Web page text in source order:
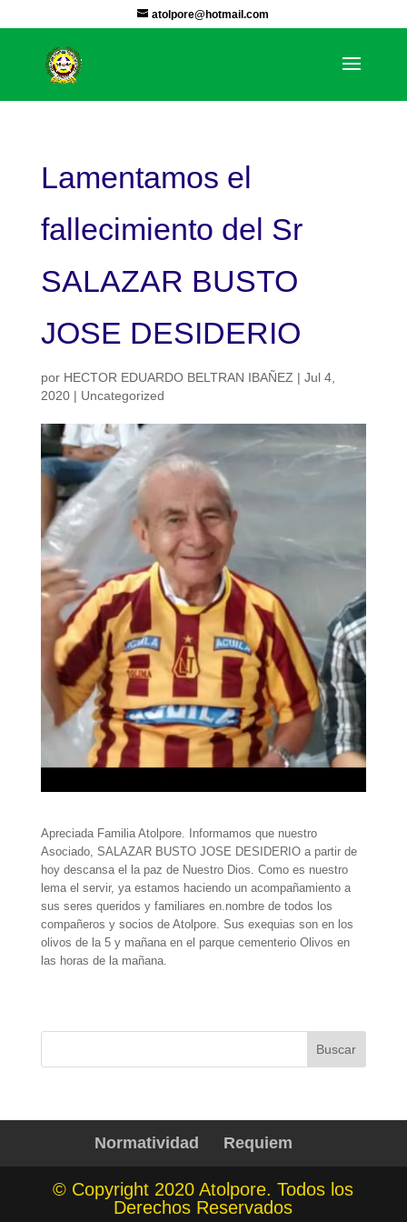
atolpore@hotmail.com
Lamentamos el
fallecimiento del Sr
SALAZAR BUSTO
JOSE DESIDERIO
por HECTOR EDUARDO BELTRAN IBAÑEZ | Jul 4,
2020| Uncategorized
Apreciada Familia Atolpore. Informamos que nuestro
Asociado, SALAZAR BUSTO JOSE DESIDERIO a partir de
hoy descansa el la paz de Nuestro Dios. Como es nuestro
lema el servir, ya estamos haciendo un acompañamiento a
sus seres queridos y familiares en.nombre de todos los
compañeros y socios de Atolpore. Sus exequias son en los
olivos de la 5 y mañana en el parque cementerio Olivos en
las horas de la mañana.
Normatividad Requiem
© Copyright 2020 Atolpore. Todos los
Derechos Reservados